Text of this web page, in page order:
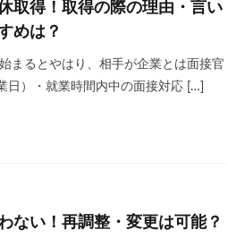
取得！取得の際の理由・言い
めは？
まるとやはり、相手が企業とは面接官
日）・就業時間内中の面接対応 […]
ない！再調整・変更は可能？